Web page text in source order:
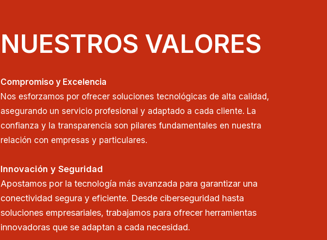
NUESTROS VALORES
Compromiso y Excelencia
Nos esforzamos por ofrecer soluciones tecnológicas de alta calidad,
asegurando un servicio profesional y adaptado a cada cliente. La
confianza y la transparencia son pilares fundamentales en nuestra
relación con empresas y particulares.
Innovación y Seguridad
Apostamos por la tecnología más avanzada para garantizar una
conectividad segura y eficiente. Desde ciberseguridad hasta
soluciones empresariales, trabajamos para ofrecer herramientas
innovadoras que se adaptan a cada necesidad.